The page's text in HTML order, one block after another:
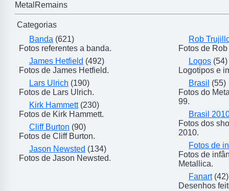
MetalRemains
Categorias
Banda (621)
Fotos referentes a banda.
James Hetfield (492)
Fotos de James Hetfield.
Lars Ulrich (190)
Fotos de Lars Ulrich.
Kirk Hammett(230)
Fotos de Kirk Hammett.
Cliff Burton (90)
Fotos de Cliff Burton.
Jason Newsted (134)
Fotos de Jason Newsted.
Rob
Fotos de
Logos (54)
Logotipos e
Brasil (55)
Fotos do
99.
Brasil
Fotos dos
2010.
Fotos de
Fotos de
Metallica.
Fanart(42)
Desenhos